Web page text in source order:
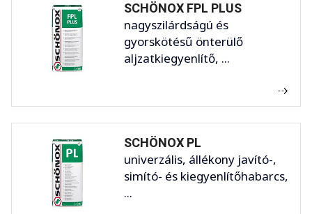
SCHÖNOX FPL PLUS
nagyszilárdságú és
gyorskötésű önterülő
aljzatkiegyenlítő, ...
SCHÖNOX PL
univerzális, állékony javító-,
simító- és kiegyenlítőhabarcs,
...